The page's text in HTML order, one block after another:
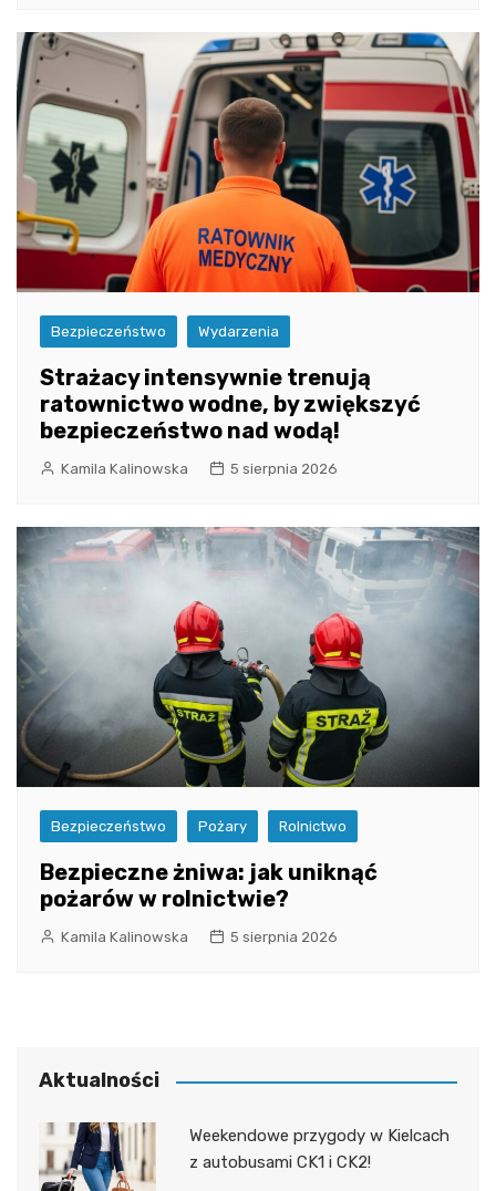
Bezpieczeństwo Wydarzenia
Strażacy intensywnie trenują
ratownictwo wodne, by zwiększyć
bezpieczeństwo nad wodą!
Kamila Kalinowska 5 sierpnia 2026
Bezpieczeństwo Pożary Rolnictwo
Bezpieczne żniwa: jak uniknąć
pożarów w rolnictwie?
Kamila Kalinowska 5 sierpnia 2026
Aktualności
Weekendowe przygody w Kielcach
z autobusami CK1 i CK2!